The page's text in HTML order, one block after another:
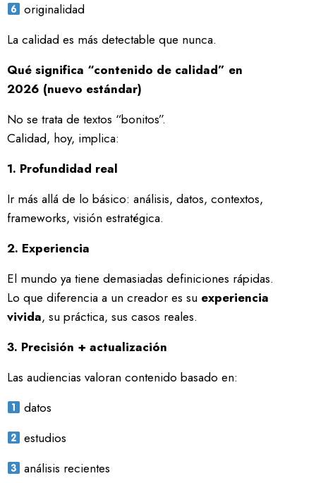
originalidad
La calidad es más detectable que nunca.
Qué significa “contenido de calidad” en
2026 (nuevo estándar)
No se trata de textos “bonitos”.
Calidad, hoy, implica:
1. Profundidad real
Ir más allá de lo básico: análisis, datos, contextos,
frameworks, visión estratégica.
2. Experiencia
El mundo ya tiene demasiadas definiciones rápidas.
Lo que diferencia a un creador es su experiencia
vivida, su práctica, sus casos reales.
3. Precisión + actualización
Las audiencias valoran contenido basado en:
datos
estudios
análisis recientes